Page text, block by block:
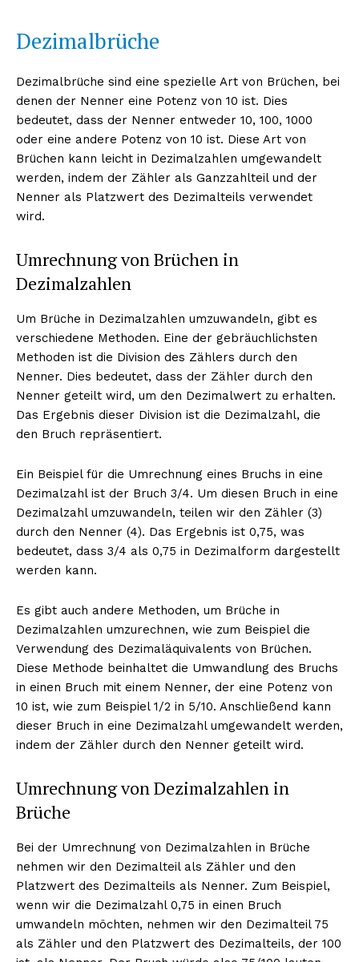
Erhalte unseren
Dezimalbrüche
Dezimalbrüche sind eine spezielle Art von Brüchen, bei
denen der Nenner eine Potenz von 10 ist. Dies
bedeutet, dass der Nenner entweder 10, 100, 1000
oder eine andere Potenz von 10 ist. Diese Art von
Brüchen kann leicht in Dezimalzahlen umgewandelt
werden, indem der Zähler als Ganzzahlteil und der
Nenner als Platzwert des Dezimalteils verwendet
wird.
Umrechnung von Brüchen in
Dezimalzahlen
Um Brüche in Dezimalzahlen umzuwandeln, gibt es
verschiedene Methoden. Eine der gebräuchlichsten
Methoden ist die Division des Zählers durch den
Nenner. Dies bedeutet, dass der Zähler durch den
Nenner geteilt wird, um den Dezimalwert zu erhalten.
Das Ergebnis dieser Division ist die Dezimalzahl, die
den Bruch repräsentiert.
Ein Beispiel für die Umrechnung eines Bruchs in eine
Dezimalzahl ist der Bruch 3/4. Um diesen Bruch in eine
Dezimalzahl umzuwandeln, teilen wir den Zähler (3)
durch den Nenner (4). Das Ergebnis ist 0,75, was
bedeutet, dass 3/4 als 0,75 in Dezimalform dargestellt
werden kann.
Es gibt auch andere Methoden, um Brüche in
Dezimalzahlen umzurechnen, wie zum Beispiel die
Verwendung des Dezimaläquivalents von Brüchen.
Diese Methode beinhaltet die Umwandlung des Bruchs
in einen Bruch mit einem Nenner, der eine Potenz von
10 ist, wie zum Beispiel 1/2 in 5/10. Anschließend kann
dieser Bruch in eine Dezimalzahl umgewandelt werden,
indem der Zähler durch den Nenner geteilt wird.
Umrechnung von Dezimalzahlen in
Brüche
Bei der Umrechnung von Dezimalzahlen in Brüche
nehmen wir den Dezimalteil als Zähler und den
Platzwert des Dezimalteils als Nenner. Zum Beispiel,
wenn wir die Dezimalzahl 0,75 in einen Bruch
umwandeln möchten, nehmen wir den Dezimalteil 75
als Zähler und den Platzwert des Dezimalteils, der 100